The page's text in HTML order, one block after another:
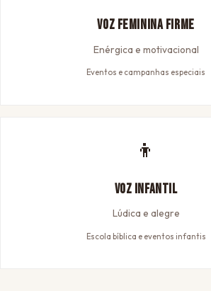
Voz Feminina Firme
Enérgica e motivacional
Eventos e campanhas especiais
👦
Voz Infantil
Lúdica e alegre
Escola bíblica e eventos infantis